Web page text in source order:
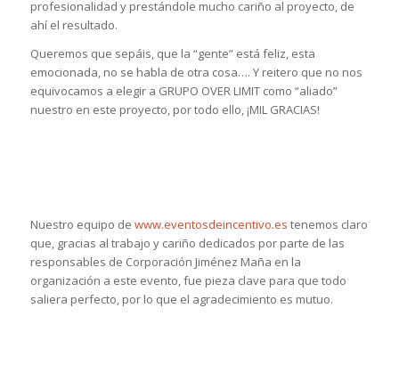
profesionalidad y prestándole mucho cariño al proyecto, de
ahí el resultado.
Queremos que sepáis, que la “gente” está feliz, esta
emocionada, no se habla de otra cosa…. Y reitero que no nos
equivocamos a elegir a GRUPO OVER LIMIT como “aliado”
nuestro en este proyecto, por todo ello, ¡MIL GRACIAS!
Nuestro equipo de www.eventosdeincentivo.es tenemos claro
que, gracias al trabajo y cariño dedicados por parte de las
responsables de Corporación Jiménez Maña en la
organización a este evento, fue pieza clave para que todo
saliera perfecto, por lo que el agradecimiento es mutuo.